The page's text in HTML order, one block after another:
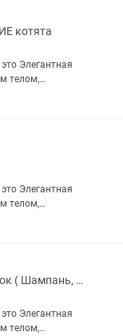
привязаны к
котята
Элегантная
телом,
и
Они
привязаны к
Элегантная
телом,
и
Они
привязаны к
Бурманский котёнок ( Шампань, Крем брюле )
Элегантная
телом,